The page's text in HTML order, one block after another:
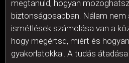
megtanuld, hogyan
biztonságosabban. Nálam
ismétlések számolása van a
hogy megértsd, miért és
gyakorlatokkal. A tudás